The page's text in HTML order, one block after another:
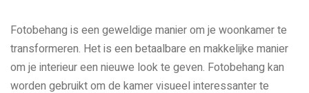
Fotobehang is een geweldige manier om je woonkamer te
transformeren. Het is een betaalbare en makkelijke manier
om je interieur een nieuwe look te geven. Fotobehang kan
worden gebruikt om de kamer visueel interessanter te